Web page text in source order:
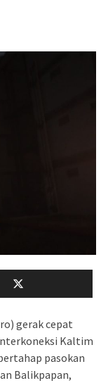
gerak cepat
Kaltim
pasokan
Balikpapan,